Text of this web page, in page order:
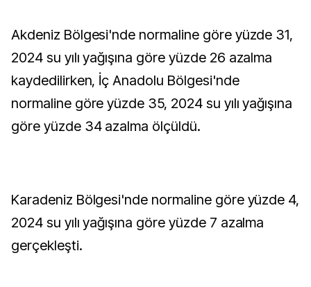
Akdeniz Bölgesi'nde normaline göre yüzde 31,
2024 su yılı yağışına göre yüzde 26 azalma
kaydedilirken, İç Anadolu Bölgesi'nde
normaline göre yüzde 35, 2024 su yılı yağışına
göre yüzde 34 azalma ölçüldü.
Karadeniz Bölgesi'nde normaline göre yüzde 4,
2024 su yılı yağışına göre yüzde 7 azalma
gerçekleşti.